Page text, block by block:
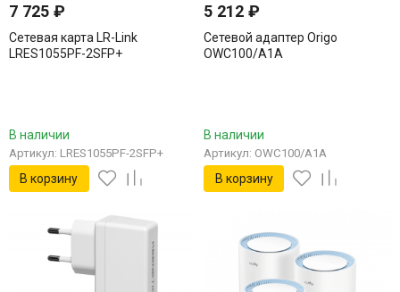
7 725 ₽
Сетевая карта LR-Link
LRES1055PF-2SFP+
В наличии
Артикул: LRES1055PF-2SFP+
В корзину
5 212₽
Сетевой адаптер Origo
OWC100/A1A
В наличии
Артикул: OWC100/A1A
В корзину